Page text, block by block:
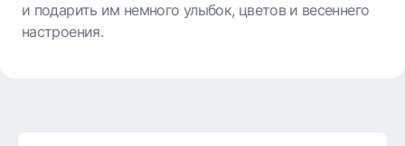
и подарить им немного улыбок, цветов и весеннего
настроения.